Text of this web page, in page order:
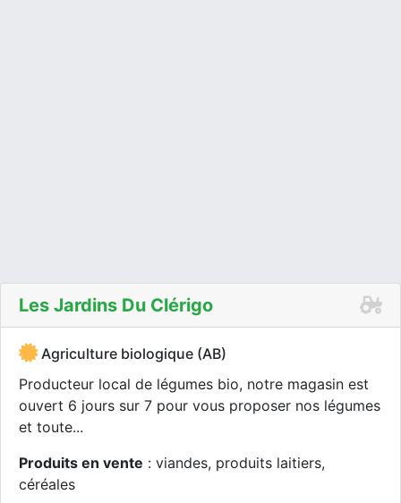
Les Jardins Du Clérigo
Agriculture biologique (AB)
Producteur local de légumes bio, notre magasin est
ouvert 6 jours sur 7 pour vous proposer nos légumes
et toute...
Produits en vente : viandes, produits laitiers,
céréales